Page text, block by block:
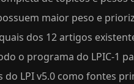
maior peso e
dos 12 artigos
o programa do LPIC-1
do LPI v5.0 como fontes